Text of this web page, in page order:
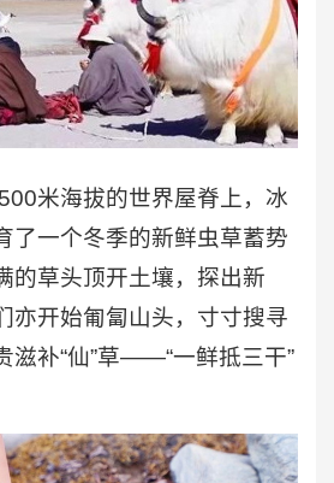
米海拔的世界屋脊上，冰
了一个冬季的新鲜虫草蓄势
的草头顶开土壤，探出新
亦开始匍匐山头，寸寸搜寻
滋补“仙”草——“一鲜抵三干”